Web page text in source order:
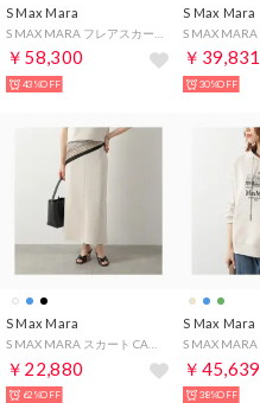
S Max Mara
￥58,300
43%OFF
S Max Mara
￥39,831
30%OFF
S Max Mara
S MAX MARA スカート CADMIO カドミオ スキューバ ジャージー （003/アイボリー）
￥22,880
62%OFF
S Max Mara
￥45,639
38%OFF